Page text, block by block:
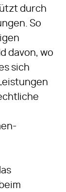
durch
So
davon, wo
sich